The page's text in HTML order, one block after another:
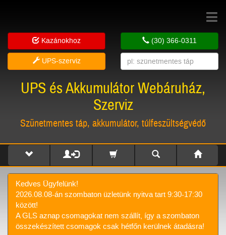
Toggle
Kazánokhoz
UPS-szerviz
(30) 366-0311
UPS és Akkumulátor Webáruház,
Szerviz
Szünetmentes táp, akkumulátor, túlfeszültségvédő
Kedves Ügyfelünk!
2026.08.08-án szombaton üzletünk nyitva tart 9:30-17:30
között!
A GLS aznap csomagokat nem szállít, így a szombaton
összekészített csomagok csak hétfőn kerülnek átadásra!